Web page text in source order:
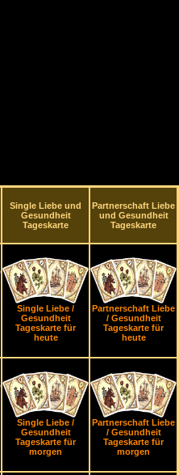
Single Liebe und
Gesundheit
Tageskarte
Partnerschaft Liebe
und Gesundheit
Tageskarte
Single Liebe /
Gesundheit
Tageskarte für
heute
Partnerschaft Liebe
/ Gesundheit
Tageskarte für
heute
Single Liebe /
Gesundheit
Tageskarte für
morgen
Partnerschaft Liebe
/ Gesundheit
Tageskarte für
morgen